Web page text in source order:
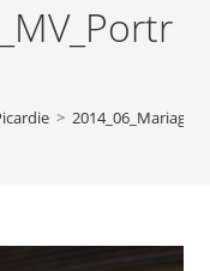
>